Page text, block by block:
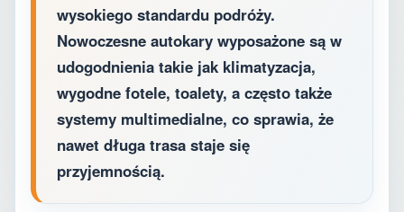
wysokiego standardu podróży.
Nowoczesne autokary wyposażone są w
udogodnienia takie jak klimatyzacja,
wygodne fotele, toalety, a często także
systemy multimedialne, co sprawia, że
nawet długa trasa staje się
przyjemnością.